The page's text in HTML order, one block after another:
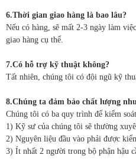
6.Thời gian giao hàng là bao lâu?
Nếu có hàng, sẽ mất 2-3 ngày làm
giao hàng cụ thể.
7.Có hỗ trợ kỹ thuật không?
Tất nhiên, chúng tôi có đội ngũ kỹ
8.Chúng ta đảm bảo chất lượng
Chúng tôi có ba quy trình để kiểm
1) Kỹ sư của chúng tôi sẽ thường
2) Nguyên liệu đầu vào phải được
3) Ít nhất 2 người trong bộ phận hậu